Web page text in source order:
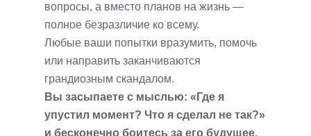
вопросы, а вместо планов на жизнь —
полное безразличие ко всему.
Любые ваши попытки вразумить, помочь
или направить заканчиваются
грандиозным скандалом.
Вы засыпаете с мыслью: «Где я
упустил момент? Что я сделал не так?»
и бесконечно боитесь за его будущее.